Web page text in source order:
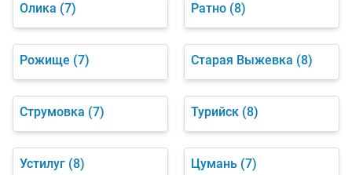
Олика (7) Ратно (8)
Рожище (7) Старая Выжевка (8)
Струмовка (7) Турийск (8)
Устилуг (8) Цумань (7)